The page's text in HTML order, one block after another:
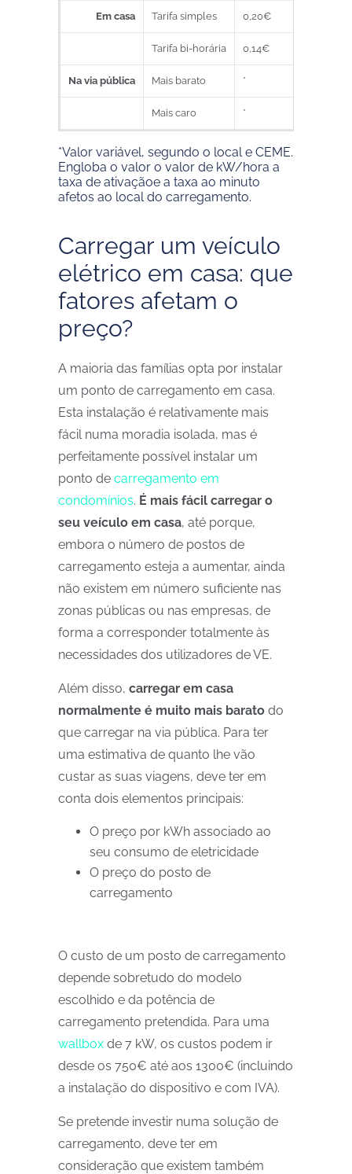
Em casa Tarifa simples 0,20€
Tarifa bi-horária 0,14€
Na via pública Mais barato *
Mais caro *
*Valor variável, segundo o local e CEME.
Engloba o valor o valor de kW/hora a
taxa de ativaçãoe a taxa ao minuto
afetos ao local do carregamento.
Carregar um veículo
elétrico em casa: que
fatores afetam o
preço?
A maioria das famílias opta por instalar
um ponto de carregamento em casa.
Esta instalação é relativamente mais
fácil numa moradia isolada, mas é
perfeitamente possível instalar um
ponto de carregamento em
condomínios. É mais fácil carregar o
seu veículo em casa, até porque,
embora o número de postos de
carregamento esteja a aumentar, ainda
não existem em número suficiente nas
zonas públicas ou nas empresas, de
forma a corresponder totalmente às
necessidades dos utilizadores de VE.
Além disso, carregar em casa
normalmente é muito mais barato do
que carregar na via pública. Para ter
uma estimativa de quanto lhe vão
custar as suas viagens, deve ter em
conta dois elementos principais:
O preço por kWh associado ao
seu consumo de eletricidade
O preço do posto de
carregamento
O custo de um posto de carregamento
depende sobretudo do modelo
escolhido e da potência de
carregamento pretendida. Para uma
wallbox de 7 kW, os custos podem ir
desde os 750€ até aos 1300€ (incluindo
a instalação do dispositivo e com IVA).
Se pretende investir numa solução de
carregamento, deve ter em
consideração que existem também